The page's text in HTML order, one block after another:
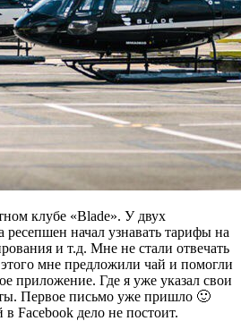
клубе «Blade». У двух
ресепшен начал узнавать тарифы на
и т.д. Мне не стали отвечать
мне предложили чай и помогли
приложение. Где я уже указал свои
Первое письмо уже пришло 🙂
Facebook дело не постоит.